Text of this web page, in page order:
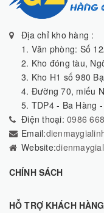
Địa chỉ kho hàng :
1. Văn phòng: Số
2. Kho đóng tàu,
3. Kho H1 số 980
4. Đường 70, miếu
5. TDP4 - Ba Hàng
Điện thoại: 0986
Email:
Website:
CHÍNH SÁCH
HỖ TRỢ KHÁCH HÀNG